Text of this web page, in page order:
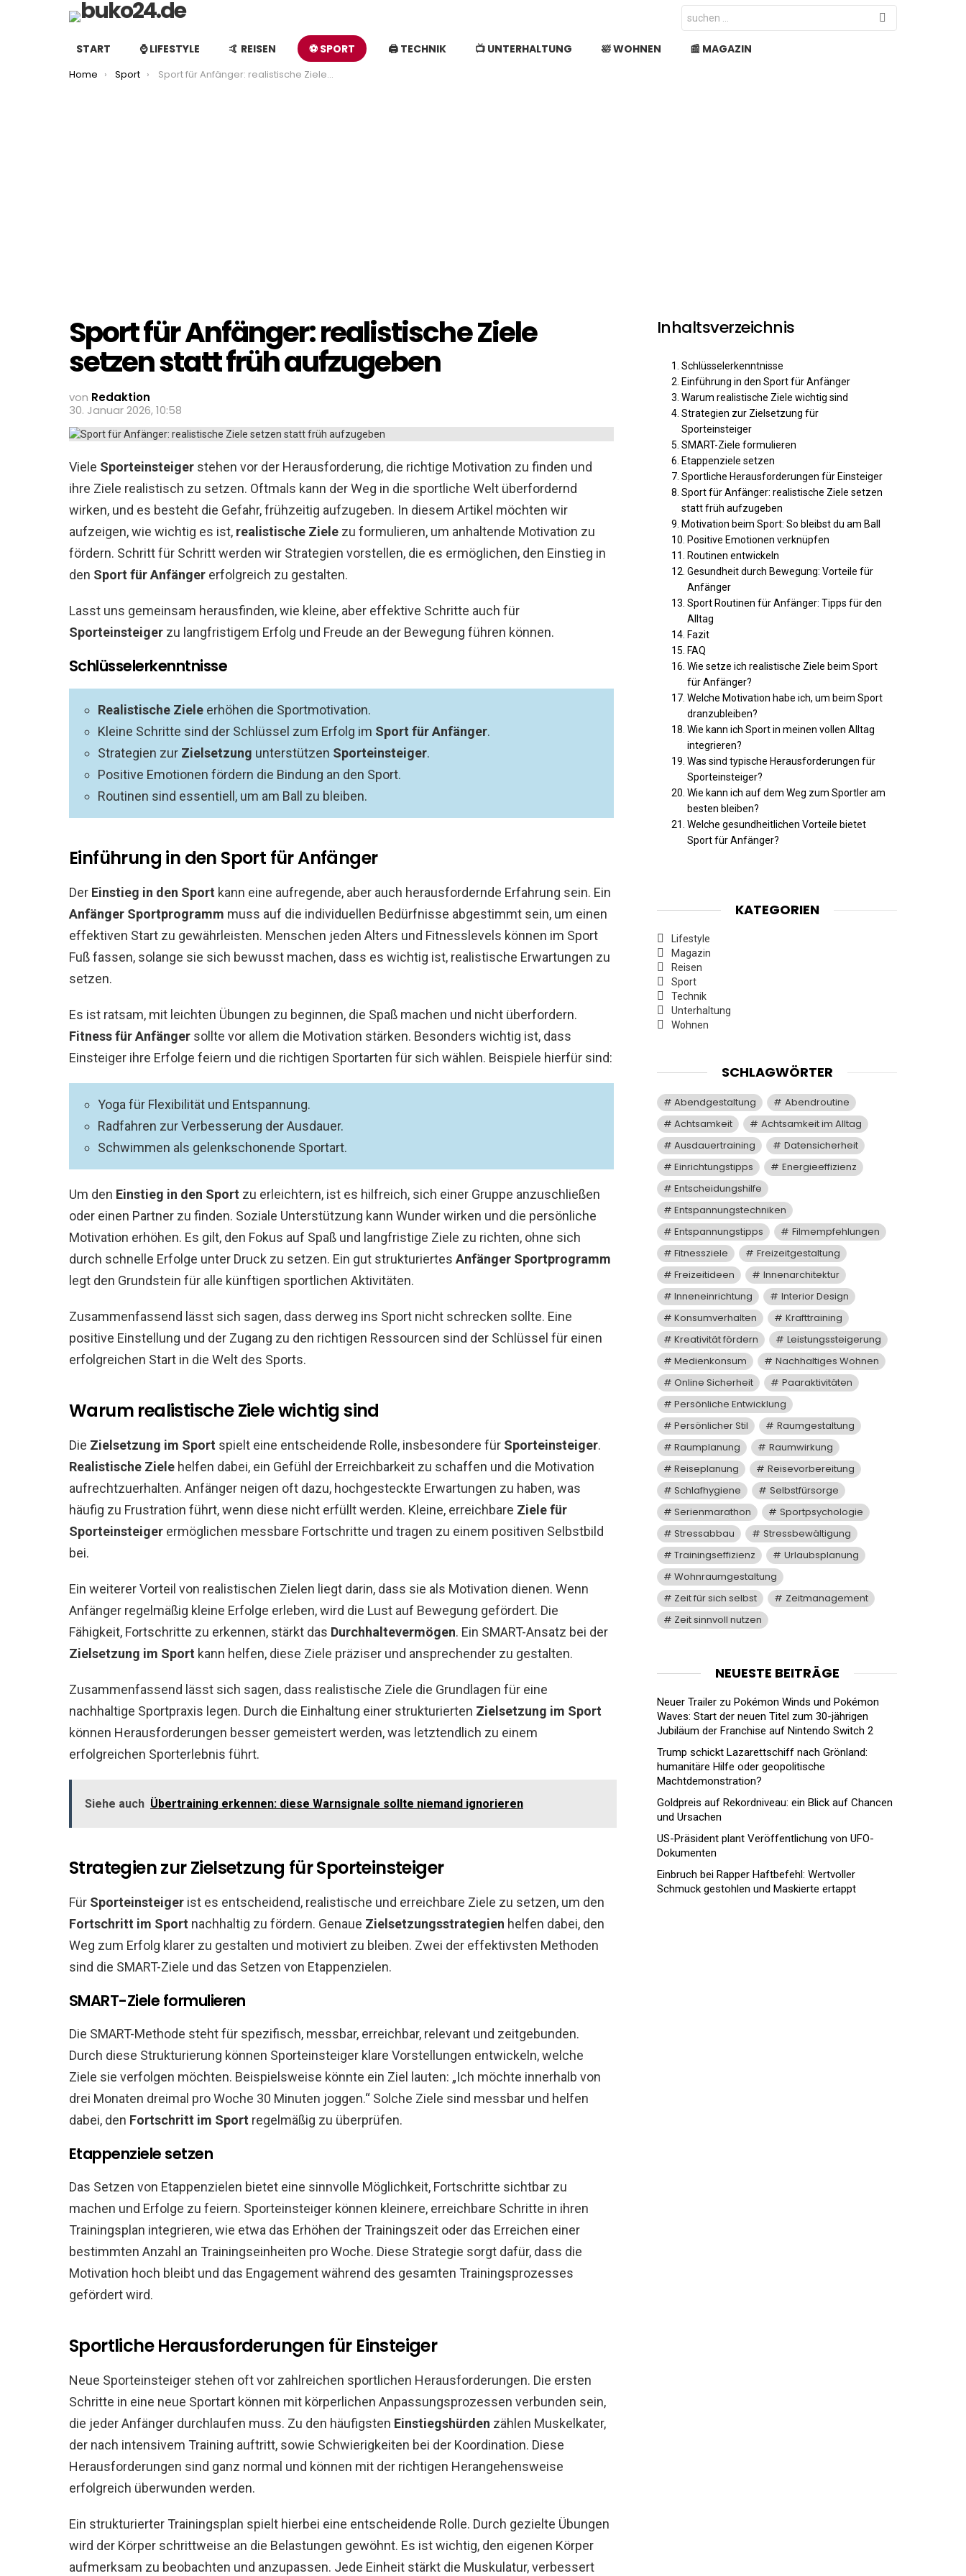
Search
for:
START ⌚️ LIFESTYLE 🤙 REISEN ⚽️ SPORT 🖨️ TECHNIK 📺 UNTERHALTUNG 🛀 WOHNEN 📰 MAGAZIN
You are here:
Home Sport Sport für Anfänger: realistische Ziele setzen statt früh aufzugeben
Sport für Anfänger: realistische Ziele
setzen statt früh aufzugeben
von Redaktion
30. Januar 2026, 10:58
Viele Sporteinsteiger stehen vor der Herausforderung, die richtige Motivation zu finden und
ihre Ziele realistisch zu setzen. Oftmals kann der Weg in die sportliche Welt überfordernd
wirken, und es besteht die Gefahr, frühzeitig aufzugeben. In diesem Artikel möchten wir
aufzeigen, wie wichtig es ist, realistische Ziele zu formulieren, um anhaltende Motivation zu
fördern. Schritt für Schritt werden wir Strategien vorstellen, die es ermöglichen, den Einstieg in
den Sport für Anfänger erfolgreich zu gestalten.
Lasst uns gemeinsam herausfinden, wie kleine, aber effektive Schritte auch für
Sporteinsteiger zu langfristigem Erfolg und Freude an der Bewegung führen können.
Schlüsselerkenntnisse
Realistische Ziele erhöhen die Sportmotivation.
Kleine Schritte sind der Schlüssel zum Erfolg im Sport für Anfänger.
Strategien zur Zielsetzung unterstützen Sporteinsteiger.
Positive Emotionen fördern die Bindung an den Sport.
Routinen sind essentiell, um am Ball zu bleiben.
Einführung in den Sport für Anfänger
Der Einstieg in den Sport kann eine aufregende, aber auch herausfordernde Erfahrung sein. Ein
Anfänger Sportprogramm muss auf die individuellen Bedürfnisse abgestimmt sein, um einen
effektiven Start zu gewährleisten. Menschen jeden Alters und Fitnesslevels können im Sport
Fuß fassen, solange sie sich bewusst machen, dass es wichtig ist, realistische Erwartungen zu
setzen.
Es ist ratsam, mit leichten Übungen zu beginnen, die Spaß machen und nicht überfordern.
Fitness für Anfänger sollte vor allem die Motivation stärken. Besonders wichtig ist, dass
Einsteiger ihre Erfolge feiern und die richtigen Sportarten für sich wählen. Beispiele hierfür sind:
Yoga für Flexibilität und Entspannung.
Radfahren zur Verbesserung der Ausdauer.
Schwimmen als gelenkschonende Sportart.
Um den Einstieg in den Sport zu erleichtern, ist es hilfreich, sich einer Gruppe anzuschließen
oder einen Partner zu finden. Soziale Unterstützung kann Wunder wirken und die persönliche
Motivation erhöhen. Es gilt, den Fokus auf Spaß und langfristige Ziele zu richten, ohne sich
durch schnelle Erfolge unter Druck zu setzen. Ein gut strukturiertes Anfänger Sportprogramm
legt den Grundstein für alle künftigen sportlichen Aktivitäten.
Zusammenfassend lässt sich sagen, dass derweg ins Sport nicht schrecken sollte. Eine
positive Einstellung und der Zugang zu den richtigen Ressourcen sind der Schlüssel für einen
erfolgreichen Start in die Welt des Sports.
Warum realistische Ziele wichtig sind
Die Zielsetzung im Sport spielt eine entscheidende Rolle, insbesondere für Sporteinsteiger.
Realistische Ziele helfen dabei, ein Gefühl der Erreichbarkeit zu schaffen und die Motivation
aufrechtzuerhalten. Anfänger neigen oft dazu, hochgesteckte Erwartungen zu haben, was
häufig zu Frustration führt, wenn diese nicht erfüllt werden. Kleine, erreichbare Ziele für
Sporteinsteiger ermöglichen messbare Fortschritte und tragen zu einem positiven Selbstbild
bei.
Ein weiterer Vorteil von realistischen Zielen liegt darin, dass sie als Motivation dienen. Wenn
Anfänger regelmäßig kleine Erfolge erleben, wird die Lust auf Bewegung gefördert. Die
Fähigkeit, Fortschritte zu erkennen, stärkt das Durchhaltevermögen. Ein SMART-Ansatz bei der
Zielsetzung im Sport kann helfen, diese Ziele präziser und ansprechender zu gestalten.
Zusammenfassend lässt sich sagen, dass realistische Ziele die Grundlagen für eine
nachhaltige Sportpraxis legen. Durch die Einhaltung einer strukturierten Zielsetzung im Sport
können Herausforderungen besser gemeistert werden, was letztendlich zu einem
erfolgreichen Sporterlebnis führt.
Siehe auch Übertraining erkennen: diese Warnsignale sollte niemand ignorieren
Strategien zur Zielsetzung für Sporteinsteiger
Für Sporteinsteiger ist es entscheidend, realistische und erreichbare Ziele zu setzen, um den
Fortschritt im Sport nachhaltig zu fördern. Genaue Zielsetzungsstrategien helfen dabei, den
Weg zum Erfolg klarer zu gestalten und motiviert zu bleiben. Zwei der effektivsten Methoden
sind die SMART-Ziele und das Setzen von Etappenzielen.
SMART-Ziele formulieren
Die SMART-Methode steht für spezifisch, messbar, erreichbar, relevant und zeitgebunden.
Durch diese Strukturierung können Sporteinsteiger klare Vorstellungen entwickeln, welche
Ziele sie verfolgen möchten. Beispielsweise könnte ein Ziel lauten: „Ich möchte innerhalb von
drei Monaten dreimal pro Woche 30 Minuten joggen.“ Solche Ziele sind messbar und helfen
dabei, den Fortschritt im Sport regelmäßig zu überprüfen.
Etappenziele setzen
Das Setzen von Etappenzielen bietet eine sinnvolle Möglichkeit, Fortschritte sichtbar zu
machen und Erfolge zu feiern. Sporteinsteiger können kleinere, erreichbare Schritte in ihren
Trainingsplan integrieren, wie etwa das Erhöhen der Trainingszeit oder das Erreichen einer
bestimmten Anzahl an Trainingseinheiten pro Woche. Diese Strategie sorgt dafür, dass die
Motivation hoch bleibt und das Engagement während des gesamten Trainingsprozesses
gefördert wird.
Sportliche Herausforderungen für Einsteiger
Neue Sporteinsteiger stehen oft vor zahlreichen sportlichen Herausforderungen. Die ersten
Schritte in eine neue Sportart können mit körperlichen Anpassungsprozessen verbunden sein,
die jeder Anfänger durchlaufen muss. Zu den häufigsten Einstiegshürden zählen Muskelkater,
der nach intensivem Training auftritt, sowie Schwierigkeiten bei der Koordination. Diese
Herausforderungen sind ganz normal und können mit der richtigen Herangehensweise
erfolgreich überwunden werden.
Ein strukturierter Trainingsplan spielt hierbei eine entscheidende Rolle. Durch gezielte Übungen
wird der Körper schrittweise an die Belastungen gewöhnt. Es ist wichtig, den eigenen Körper
aufmerksam zu beobachten und anzupassen. Jede Einheit stärkt die Muskulatur, verbessert
Inhaltsverzeichnis
Schlüsselerkenntnisse
Einführung in den Sport für Anfänger
Warum realistische Ziele wichtig sind
Strategien zur Zielsetzung für
Sporteinsteiger
SMART-Ziele formulieren
Etappenziele setzen
Sportliche Herausforderungen für Einsteiger
Sport für Anfänger: realistische Ziele setzen
statt früh aufzugeben
Motivation beim Sport: So bleibst du am Ball
Positive Emotionen verknüpfen
Routinen entwickeln
Gesundheit durch Bewegung: Vorteile für
Anfänger
Sport Routinen für Anfänger: Tipps für den
Alltag
Fazit
FAQ
Wie setze ich realistische Ziele beim Sport
für Anfänger?
Welche Motivation habe ich, um beim Sport
dranzubleiben?
Wie kann ich Sport in meinen vollen Alltag
integrieren?
Was sind typische Herausforderungen für
Sporteinsteiger?
Wie kann ich auf dem Weg zum Sportler am
besten bleiben?
Welche gesundheitlichen Vorteile bietet
Sport für Anfänger?
KATEGORIEN
Lifestyle
Magazin
Reisen
Sport
Technik
Unterhaltung
Wohnen
SCHLAGWÖRTER
Abendgestaltung
Abendroutine
Achtsamkeit
Achtsamkeit im Alltag
Ausdauertraining
Datensicherheit
Einrichtungstipps
Energieeffizienz
Entscheidungshilfe
Entspannungstechniken
Entspannungstipps
Filmempfehlungen
Fitnessziele
Freizeitgestaltung
Freizeitideen
Innenarchitektur
Inneneinrichtung
Interior Design
Konsumverhalten
Krafttraining
Kreativität fördern
Leistungssteigerung
Medienkonsum
Nachhaltiges Wohnen
Online Sicherheit
Paaraktivitäten
Persönliche Entwicklung
Persönlicher Stil
Raumgestaltung
Raumplanung
Raumwirkung
Reiseplanung
Reisevorbereitung
Schlafhygiene
Selbstfürsorge
Serienmarathon
Sportpsychologie
Stressabbau
Stressbewältigung
Trainingseffizienz
Urlaubsplanung
Wohnraumgestaltung
Zeit für sich selbst
Zeitmanagement
Zeit sinnvoll nutzen
NEUESTE BEITRÄGE
Neuer Trailer zu Pokémon Winds und Pokémon
Waves: Start der neuen Titel zum 30-jährigen
Jubiläum der Franchise auf Nintendo Switch 2
Trump schickt Lazarettschiff nach Grönland:
humanitäre Hilfe oder geopolitische
Machtdemonstration?
Goldpreis auf Rekordniveau: ein Blick auf Chancen
und Ursachen
US-Präsident plant Veröffentlichung von UFO-
Dokumenten
Einbruch bei Rapper Haftbefehl: Wertvoller
Schmuck gestohlen und Maskierte ertappt